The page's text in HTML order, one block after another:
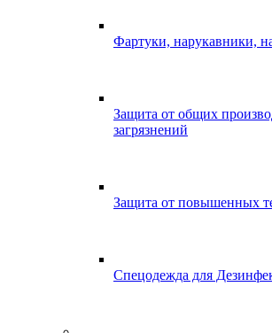
Фартуки, нарукавники,
Защита от общих
загрязнений
Защита от повышенных
Спецодежда для